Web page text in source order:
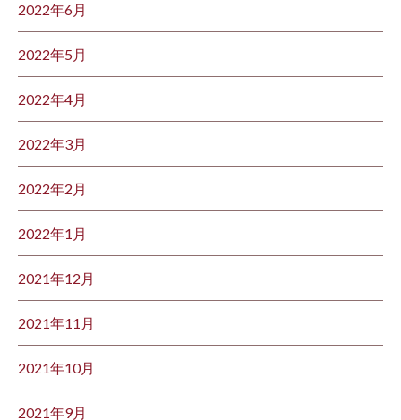
2022年6月
2022年5月
2022年4月
2022年3月
2022年2月
2022年1月
2021年12月
2021年11月
2021年10月
2021年9月